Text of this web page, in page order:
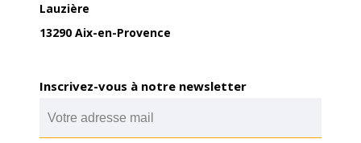
Lauzière
13290 Aix-en-Provence
Inscrivez-vous à notre newsletter